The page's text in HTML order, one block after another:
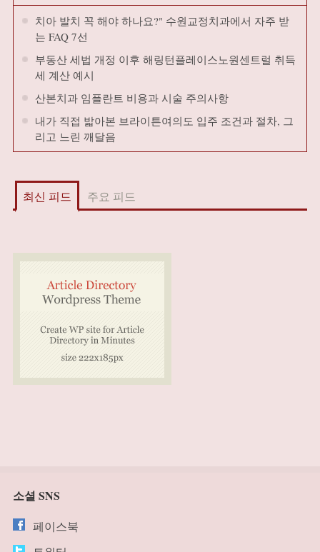
치아 발치 꼭 해야 하나요?" 수원교정치과에서 자주 받
는 FAQ 7선
부동산 세법 개정 이후 해링턴플레이스노원센트럴 취득
세 계산 예시
산본치과 임플란트 비용과 시술 주의사항
내가 직접 밟아본 브라이튼여의도 입주 조건과 절차, 그
리고 느린 깨달음
최신 피드 주요 피드
소셜 SNS
페이스북